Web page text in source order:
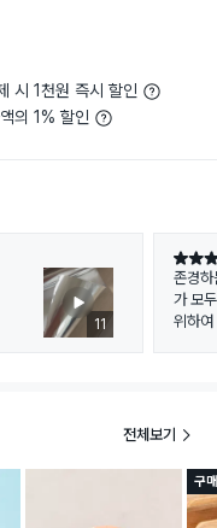
시 1천원 즉시 할인
의 1% 할인
11
별점 5
존경하
가 모
위하
다시
전체보기
구